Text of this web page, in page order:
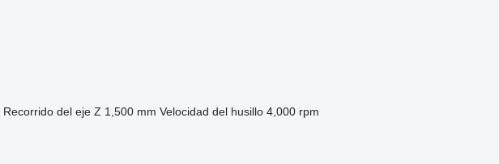
Recorrido del eje Z 1,500 mm Velocidad del husillo 4,000 rpm